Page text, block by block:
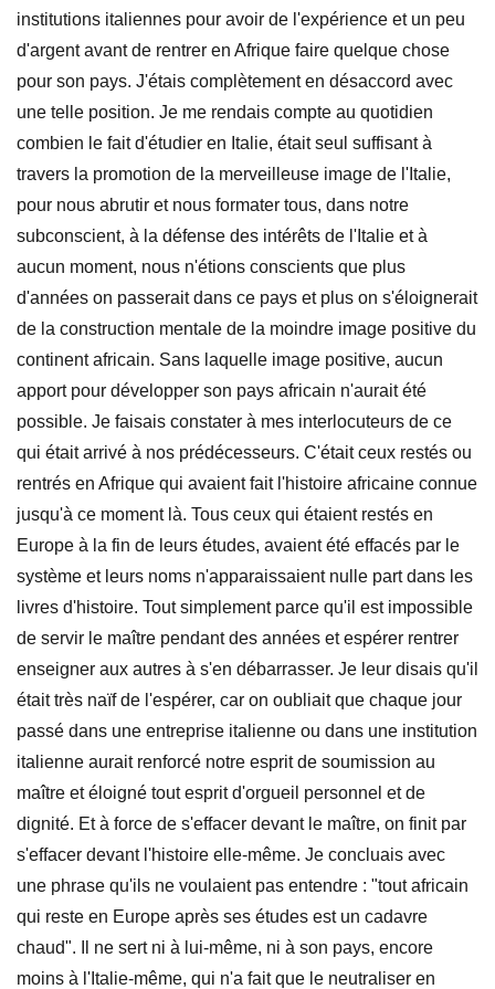
institutions italiennes pour avoir de l'expérience et un peu
d'argent avant de rentrer en Afrique faire quelque chose
pour son pays. J'étais complètement en désaccord avec
une telle position. Je me rendais compte au quotidien
combien le fait d'étudier en Italie, était seul suffisant à
travers la promotion de la merveilleuse image de l'Italie,
pour nous abrutir et nous formater tous, dans notre
subconscient, à la défense des intérêts de l'Italie et à
aucun moment, nous n'étions conscients que plus
d'années on passerait dans ce pays et plus on s'éloignerait
de la construction mentale de la moindre image positive du
continent africain. Sans laquelle image positive, aucun
apport pour développer son pays africain n'aurait été
possible. Je faisais constater à mes interlocuteurs de ce
qui était arrivé à nos prédécesseurs. C'était ceux restés ou
rentrés en Afrique qui avaient fait l'histoire africaine connue
jusqu'à ce moment là. Tous ceux qui étaient restés en
Europe à la fin de leurs études, avaient été effacés par le
système et leurs noms n'apparaissaient nulle part dans les
livres d'histoire. Tout simplement parce qu'il est impossible
de servir le maître pendant des années et espérer rentrer
enseigner aux autres à s'en débarrasser. Je leur disais qu'il
était très naïf de l'espérer, car on oubliait que chaque jour
passé dans une entreprise italienne ou dans une institution
italienne aurait renforcé notre esprit de soumission au
maître et éloigné tout esprit d'orgueil personnel et de
dignité. Et à force de s'effacer devant le maître, on finit par
s'effacer devant l'histoire elle-même. Je concluais avec
une phrase qu'ils ne voulaient pas entendre : "tout africain
qui reste en Europe après ses études est un cadavre
chaud". Il ne sert ni à lui-même, ni à son pays, encore
moins à l'Italie-même, qui n'a fait que le neutraliser en